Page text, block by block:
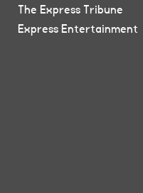
The Express Tribune
Express Entertainment